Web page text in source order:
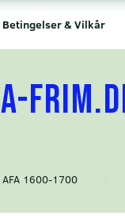
Betingelser & Vilkår
A-
AFA 1600-1700